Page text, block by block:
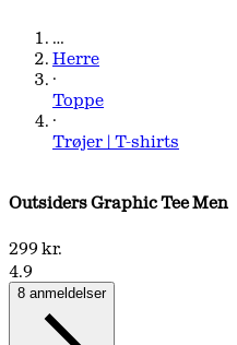
…
Herre
·
Toppe
·
Trøjer | T-shirts
Outsiders Graphic Tee Men
299 kr.
4.9
8 anmeldelser